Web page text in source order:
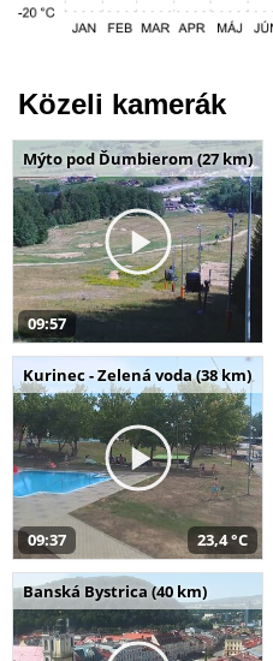
Közeli kamerák
Mýto pod Ďumbierom (27 km)
09:57
Kurinec - Zelená voda (38 km)
09:37 23,4 °C
Banská Bystrica (40 km)